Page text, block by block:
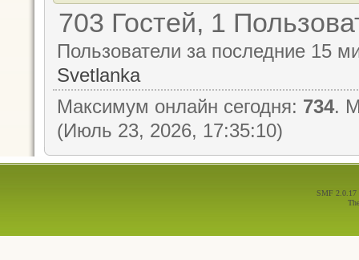
703 Гостей, 1
Пользователи за последние 15
Svetlanka
Максимум онлайн сегодня: 734.
(Июль 23, 2026, 17:35:10)
SMF 2.0.17